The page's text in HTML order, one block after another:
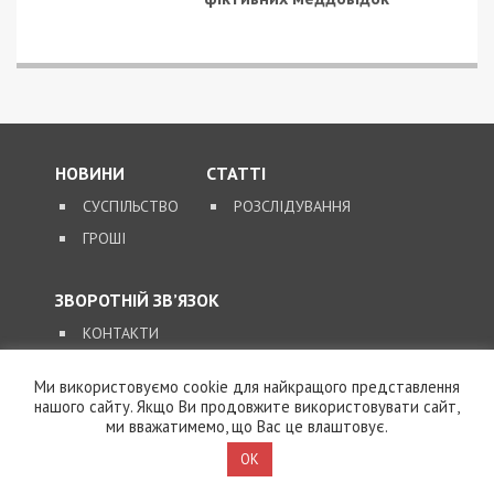
“Наш райисполком дал указание оборудовать
председатель ОСМД Владимир Надточий.
Владимир уверен: смогут приютить всех жителей
дома. Всего в Днепре 140 000 подвалов. За их
Ми використовуємо cookie для найкращого представлення
нашого сайту. Якщо Ви продовжите використовувати сайт,
ми вважатимемо, що Вас це влаштовує.
OK